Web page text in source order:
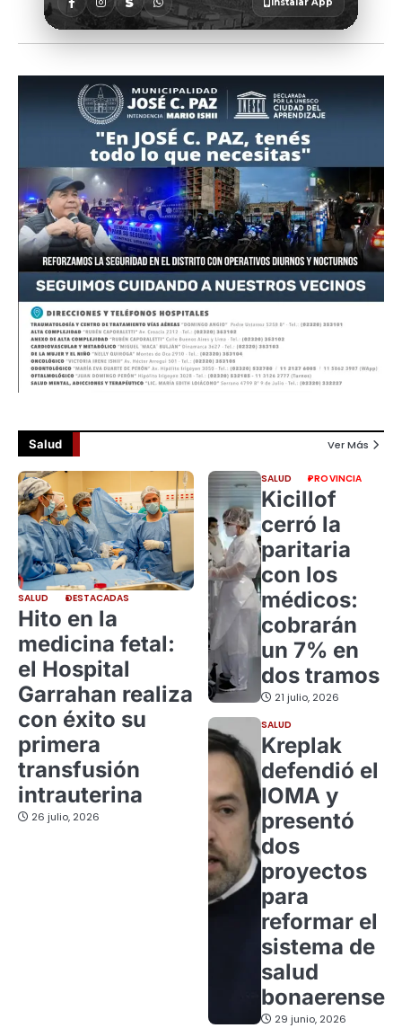
Salud Ver Más
SALUD DESTACADAS
Hito en la
medicina fetal:
el Hospital
Garrahan realiza
con éxito su
primera
transfusión
intrauterina
26 julio, 2026
SALUD PROVINCIA
Kicillof
cerró la
paritaria
con los
médicos:
cobrarán
un 7% en
dos tramos
21 julio, 2026
SALUD
Kreplak
defendió el
IOMA y
presentó
dos
proyectos
para
reformar el
sistema de
salud
bonaerense
29 junio, 2026